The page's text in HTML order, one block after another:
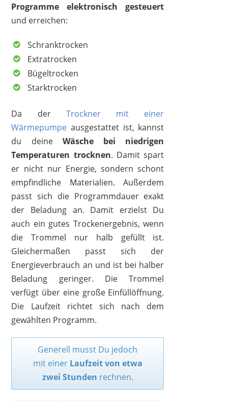
Programme elektronisch gesteuert
und erreichen:
Schranktrocken
Extratrocken
Bügeltrocken
Starktrocken
Da der Trockner mit einer
Wärmepumpe ausgestattet ist, kannst
du deine Wäsche bei niedrigen
Temperaturen trocknen. Damit spart
er nicht nur Energie, sondern schont
empfindliche Materialien. Außerdem
passt sich die Programmdauer exakt
der Beladung an. Damit erzielst Du
auch ein gutes Trockenergebnis, wenn
die Trommel nur halb gefüllt ist.
Gleichermaßen passt sich der
Energieverbrauch an und ist bei halber
Beladung geringer. Die Trommel
verfügt über eine große Einfüllöffnung.
Die Laufzeit richtet sich nach dem
gewählten Programm.
Generell musst Du jedoch
mit einer Laufzeit von etwa
zwei Stunden rechnen.